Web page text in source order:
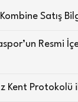
Satış
Resmi
Kent Protokolü